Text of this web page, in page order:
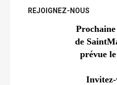
REJOIGNEZ-NOUS
de
prévue
Invitez-